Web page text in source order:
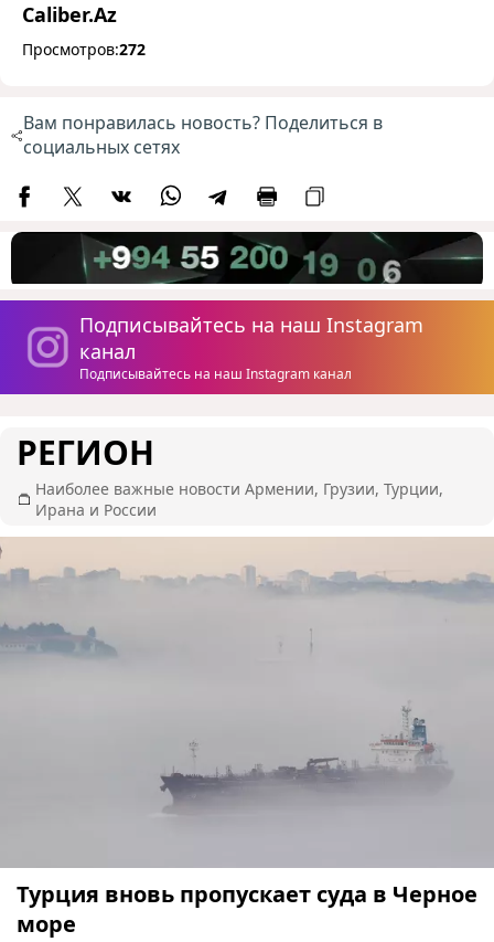
Caliber.Az
Просмотров:272
Вам понравилась новость? Поделиться в
социальных сетях
Подписывайтесь на наш Instagram
канал
Подписывайтесь на наш Instagram канал
РЕГИОН
Наиболее важные новости Армении, Грузии, Турции,
Ирана и России
Турция вновь пропускает суда в Черное
море